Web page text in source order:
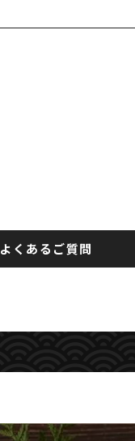
よくあるご質問